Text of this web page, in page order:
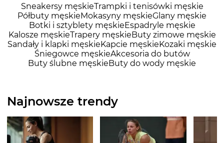
Sneakersy męskieTrampki i tenisówki męskie
Półbuty męskie Mokasyny męskieGlany męskie
Botki i sztyblety męskie Espadryle męskie
Kalosze męskieTrapery męskie Buty zimowe męskie
Sandały i klapki męskie Kapcie męskie Kozaki męskie
Śniegowce męskieAkcesoria do butów
Buty ślubne męskie Buty do wody męskie
Najnowsze trendy